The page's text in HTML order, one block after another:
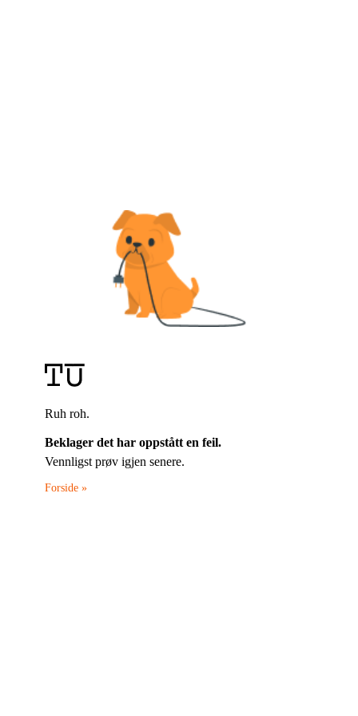
Ruh roh.
Beklager det har oppstått en feil.
Vennligst prøv igjen senere.
Forside »